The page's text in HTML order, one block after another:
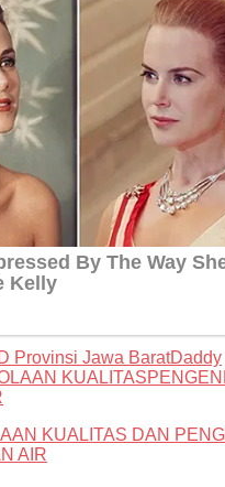
Provinsi Jawa BaratDaddy
KUALITAS